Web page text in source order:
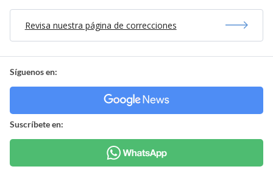
Revisa nuestra página de correcciones
Síguenos en:
Suscríbete en: